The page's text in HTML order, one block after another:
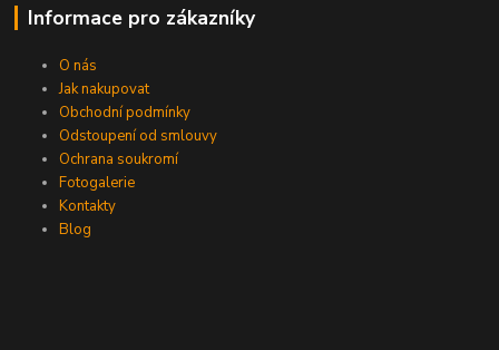
Informace pro zákazníky
O nás
Jak nakupovat
Obchodní podmínky
Odstoupení od smlouvy
Ochrana soukromí
Fotogalerie
Kontakty
Blog